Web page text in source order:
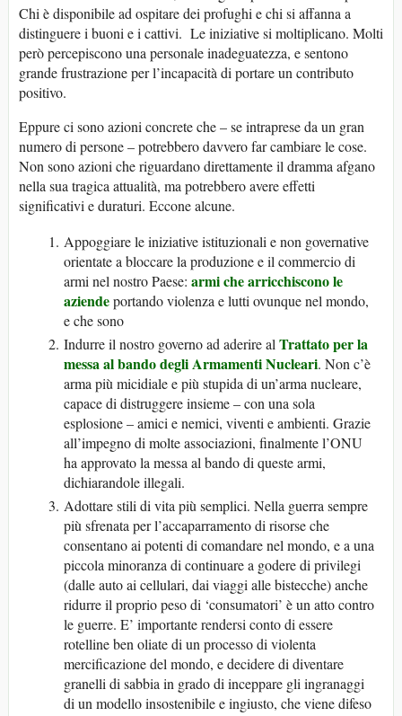
Chi è disponibile ad ospitare dei profughi e chi si affanna a
distinguere i buoni e i cattivi. Le iniziative si moltiplicano. Molti
però percepiscono una personale inadeguatezza, e sentono
grande frustrazione per l’incapacità di portare un contributo
positivo.
Eppure ci sono azioni concrete che – se intraprese da un gran
numero di persone – potrebbero davvero far cambiare le cose.
Non sono azioni che riguardano direttamente il dramma afgano
nella sua tragica attualità, ma potrebbero avere effetti
significativi e duraturi. Eccone alcune.
Appoggiare le iniziative istituzionali e non governative
orientate a bloccare la produzione e il commercio di
armi nel nostro Paese: armi che arricchiscono le
aziendeportando violenza e lutti ovunque nel mondo,
e che sono
Indurre il nostro governo ad aderire al Trattato per la
messa al bando degli Armamenti Nucleari. Non c’è
arma più micidiale e più stupida di un’arma nucleare,
capace di distruggere insieme – con una sola
esplosione – amici e nemici, viventi e ambienti. Grazie
all’impegno di molte associazioni, finalmente l’ONU
ha approvato la messa al bando di queste armi,
dichiarandole illegali.
Adottare stili di vita più semplici. Nella guerra sempre
più sfrenata per l’accaparramento di risorse che
consentano ai potenti di comandare nel mondo, e a una
piccola minoranza di continuare a godere di privilegi
(dalle auto ai cellulari, dai viaggi alle bistecche) anche
ridurre il proprio peso di ‘consumatori’ è un atto contro
le guerre. E’ importante rendersi conto di essere
rotelline ben oliate di un processo di violenta
mercificazione del mondo, e decidere di diventare
granelli di sabbia in grado di inceppare gli ingranaggi
di un modello insostenibile e ingiusto, che viene difeso